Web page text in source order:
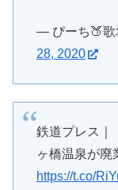
— ぴーち🍑歌
28, 2020
鉄道プレス｜
ヶ橋温泉が廃
https://t.co/